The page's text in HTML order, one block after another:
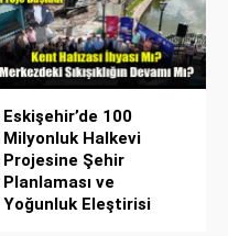
Eskişehir’de 100
Milyonluk Halkevi
Projesine Şehir
Planlaması ve
Yoğunluk Eleştirisi